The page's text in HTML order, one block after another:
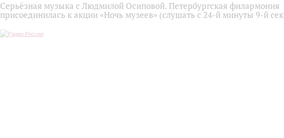
Серьёзная музыка с Людмилой Осиповой. Петербургская филармония
присоединилась к акции «Ночь музеев» (слушать с 24-й минуты 9-й